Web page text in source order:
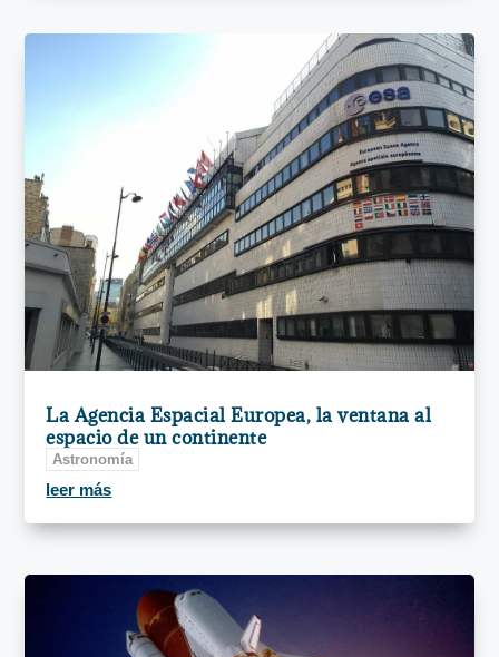
La Agencia Espacial Europea, la ventana al
espacio de un continente
Astronomía
leer más